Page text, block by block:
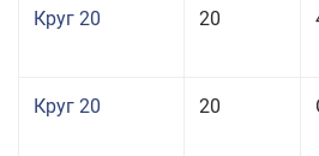
Круг 20 20
Круг 20 20